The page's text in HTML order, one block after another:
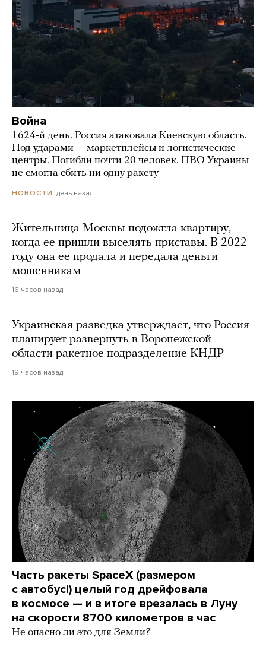
Война
1624-й день. Россия атаковала Киевскую область.
Под ударами — маркетплейсы и логистические
центры. Погибли почти 20 человек. ПВО Украины
не смогла сбить ни одну ракету
НОВОСТИ день назад
Жительница Москвы подожгла квартиру,
когда ее пришли выселять приставы. В 2022
году она ее продала и передала деньги
мошенникам
16 часов назад
Украинская разведка утверждает, что Россия
планирует развернуть в Воронежской
области ракетное подразделение КНДР
19 часов назад
Часть ракеты SpaceX (размером
с автобус!) целый год дрейфовала
в космосе — и в итоге врезалась в Луну
на скорости 8700 километров в час
Не опасно ли это для Земли?